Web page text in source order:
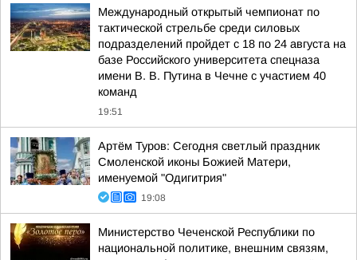
Международный открытый чемпионат по
тактической стрельбе среди силовых
подразделений пройдет с 18 по 24 августа на
базе Российского университета спецназа
имени В. В. Путина в Чечне с участием 40
команд
19:51
Артём Туров: Сегодня светлый праздник
Смоленской иконы Божией Матери,
именуемой "Одигитрия"
19:08
Министерство Чеченской Республики по
национальной политике, внешним связям,